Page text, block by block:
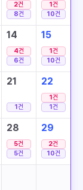
2건
8건
1건
10건
14
4건
6건
15
1건
10건
21
1건
22
1건
1건
28
5건
5건
29
2건
10건